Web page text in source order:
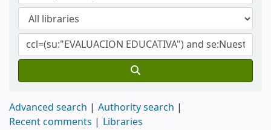
Advanced search
Authority search
Recent comments
Libraries